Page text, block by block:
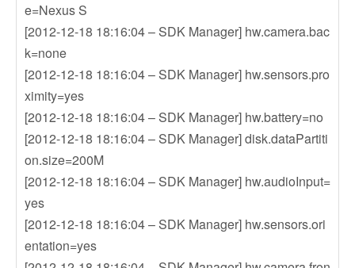
e=Nexus S
[2012-12-18 18:16:04 – SDK Manager] hw.camera.bac
k=none
[2012-12-18 18:16:04 – SDK Manager] hw.sensors.pro
ximity=yes
[2012-12-18 18:16:04 – SDK Manager] hw.battery=no
[2012-12-18 18:16:04 – SDK Manager] disk.dataPartiti
on.size=200M
[2012-12-18 18:16:04 – SDK Manager] hw.audioInput=
yes
[2012-12-18 18:16:04 – SDK Manager] hw.sensors.ori
entation=yes